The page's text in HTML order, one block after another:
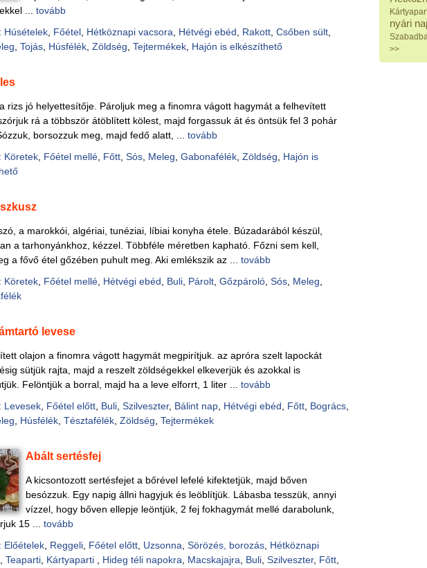
... tovább
Húsételek, Főétel, Hétköznapi vacsora Hétvégi ebéd Rakott, Csőben sült,
Tojás, Húsfélék, Zöldség Tejtermékek, Hajón is elkészíthető
rizs jó helyettesítője. Pároljuk meg a finomra vágott hagymát a felhevített
rá a többször átöblített kölest, majd forgassuk át és öntsük fel 3 pohár
borsozzuk meg, majd fedő alatt, ... tovább
Köretek, Főétel mellé, Főtt, Sós, Meleg Gabonafélék, Zöldség
Hajón is
a marokkói, algériai, tunéziai, líbiai konyha étele. Búzadarából készül,
a tarhonyánkhoz, kézzel. Többféle méretben kapható. Főzni sem kell,
a fővő étel gőzében puhult meg. Aki emlékszik az ... tovább
Köretek, Főétel mellé, Hétvégi ebéd Buli, Párolt, Gőzpároló, Sós, Meleg
levese
olajon a finomra vágott hagymát megpirítjuk. az apróra szelt lapockát
sütjük rajta, majd a reszelt zöldségekkel elkeverjük és azokkal is
Felöntjük a borral, majd ha a leve elforrt, 1 liter ... tovább
Levesek, Főétel előtt, Buli, Szilveszter, Bálint nap, Hétvégi ebéd Főtt, Bogrács,
Húsfélék, Tésztafélék, Zöldség Tejtermékek
Abált sertésfej
A kicsontozott sertésfejet a bőrével lefelé kifektetjük, majd bőven
besózzuk. Egy napig állni hagyjuk és leöblítjük. Lábasba tesszük, annyi
vízzel, hogy bőven ellepje leöntjük, 2 fej fokhagymát mellé darabolunk,
15 ... tovább
Előételek, Reggeli, Főétel előtt, Uzsonna Sörözés, borozás, Hétköznapi
Teaparti, Kártyaparti Hideg téli napokra Macskajajra Buli, Szilveszter, Főtt,
Főtt
nyári
>>